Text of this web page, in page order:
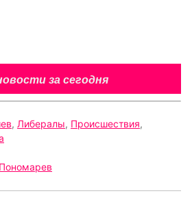
за сегодня
, Либералы, Происшествия,